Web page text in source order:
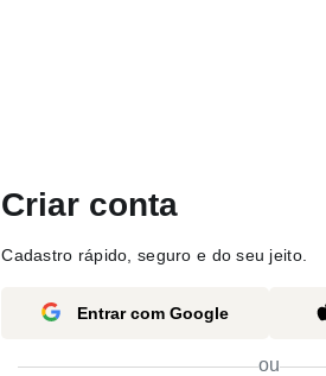
Criar conta
Cadastro rápido, seguro e do seu jeito.
Entrar com Google
ou